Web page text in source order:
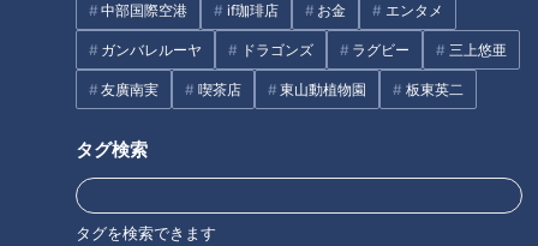
中部国際空港 if珈琲店 お金 エンタメ
ガンバレルーヤ ドラゴンズ ラグビー 三上悠亜
友廣南実 喫茶店 東山動植物園 板東英二
タグ検索
タグを検索できます
オススメ関連コンテンツ